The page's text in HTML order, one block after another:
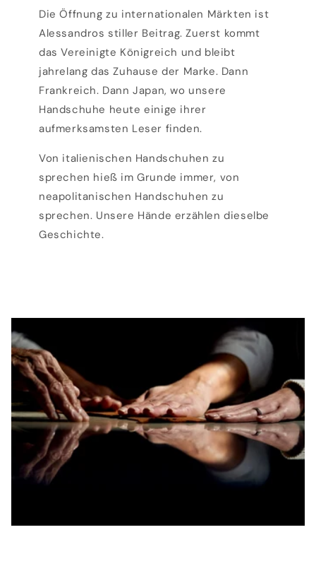
Die Öffnung zu internationalen Märkten ist
Alessandros stiller Beitrag. Zuerst kommt
das Vereinigte Königreich und bleibt
jahrelang das Zuhause der Marke. Dann
Frankreich. Dann Japan, wo unsere
Handschuhe heute einige ihrer
aufmerksamsten Leser finden.
Von italienischen Handschuhen zu
sprechen hieß im Grunde immer, von
neapolitanischen Handschuhen zu
sprechen. Unsere Hände erzählen dieselbe
Geschichte.